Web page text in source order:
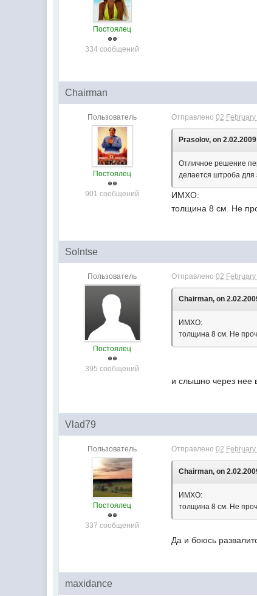
Постоялец
334 сообщений
Chairman
Пользователь
Постоялец
901 сообщений
Отправлено02
Prasolov, on
Отличное решение
делается штроба для
ИМХО:
толщина 8 см. Не
Solntse
Пользователь
Постоялец
395 сообщений
Отправлено02
Chairman, on
ИМХО:
толщина 8 см. Не
и слышно через нее
Vlad79
Пользователь
Постоялец
337 сообщений
Отправлено02
Chairman, on
ИМХО:
толщина 8 см. Не
Да и боюсь
maxidance